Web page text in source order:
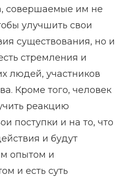
совершаемые им не
улучшить свои
существования, но и
стремления и
людей, участников
Кроме того, человек
реакцию
поступки и на то, что
и будут
опытом и
и есть суть